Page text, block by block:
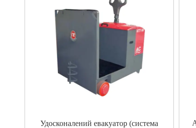
Удосконалений евакуатор (система